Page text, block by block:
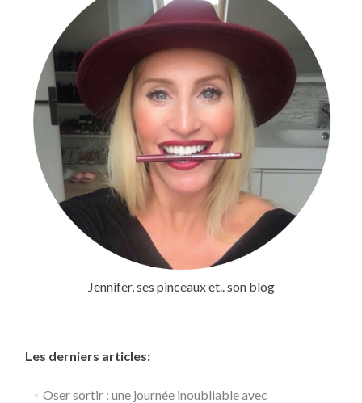
Jennifer, ses pinceaux et.. son blog
Les derniers articles:
Oser sortir : une journée inoubliable avec